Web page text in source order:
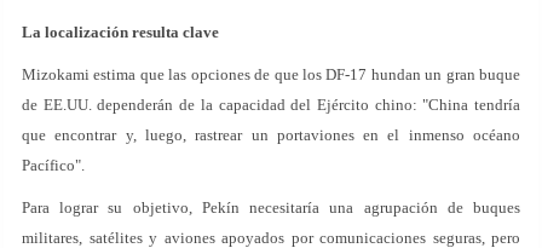
La localización resulta clave
Mizokami estima que las opciones de que los DF-17 hundan un gran buque
de EE.UU. dependerán de la capacidad del Ejército chino: "China tendría
que encontrar y, luego, rastrear un portaviones en el inmenso océano
Pacífico".
Para lograr su objetivo, Pekín necesitaría una agrupación de buques
militares, satélites y aviones apoyados por comunicaciones seguras, pero